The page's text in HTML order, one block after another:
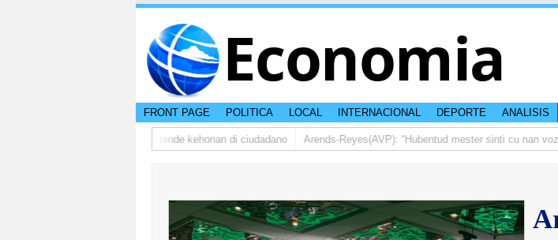
Economia
FRONT PAGE POLITICA LOCAL INTERNACIONAL DEPORTE ANALISIS
ta bishita barionan pa atende kehonan di ciudadano Arends-Reyes(AVP): “Hubentud mester sinti cu nan voz